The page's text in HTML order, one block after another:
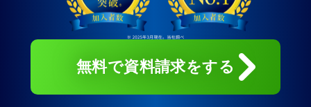
無料で資料請求をする